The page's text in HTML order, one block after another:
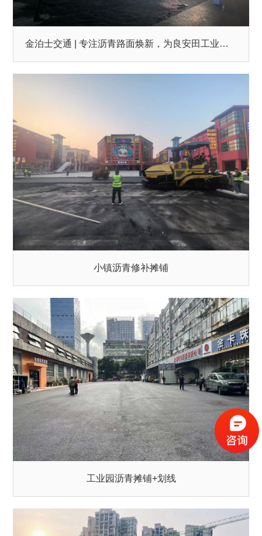
金泊士交通 | 专注沥青路面焕新，为良安田工业园高效护航！
小镇沥青修补摊铺
工业园沥青摊铺+划线